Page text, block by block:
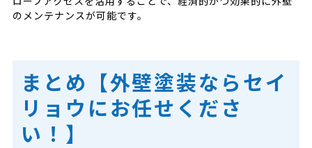
のメンテナンスが可能です。
まとめ【外壁塗装ならセイ
リョウにお任せくださ
い！】